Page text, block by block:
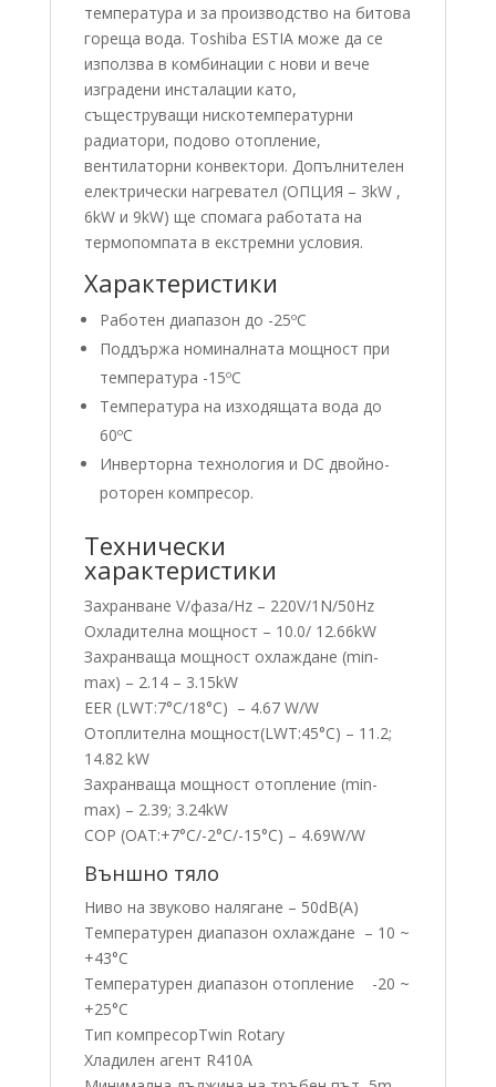
температура и за производство на битова
гореща вода. Toshiba ESTIA може да се
използва в комбинации с нови и вече
изградени инсталации като,
същеструващи нискотемпературни
радиатори, подово отопление,
вентилаторни конвектори. Допълнителен
електрически нагревател (ОПЦИЯ – 3kW ,
6kW и 9kW) ще спомага работата на
термопомпата в екстремни условия.
Характеристики
Работен диапазон до -25ºС
Поддържа номиналната мощност при
температура -15ºС
Температура на изходящата вода до
60ºС
​Инверторна технология и DC двойно-
роторен компресор.
Технически
характеристики
Захранване V/фаза/Hz – 220V/1N/50Hz
Охладителна мощност – 10.0/ 12.66kW
Захранваща мощност охлаждане (min-
max) – 2.14 – 3.15kW
EER (LWT:7°C/18°C) – 4.67 W/W
Отоплителна мощност(LWT:45°C) – 11.2;
14.82 kW
Захранваща мощност отопление (min-
max) – 2.39; 3.24kW
COP (OAT:+7°C/-2°C/-15°C) – 4.69W/W
Външно тяло
Ниво на звуково налягане – 50dB(A)
Температурен диапазон охлаждане – 10 ~
+43°C
Температурен диапазон отопление -20 ~
+25°C
Тип компресорTwin Rotary
Хладилен агент R410A